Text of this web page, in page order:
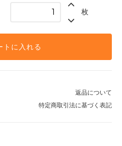
枚
トに入れる
返品について
特定商取引法に基づく表記